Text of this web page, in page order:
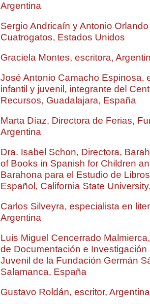
Argentina
Sergio Andricaín y Antonio
Cuatrogatos, Estados Unidos
Graciela Montes, escritora,
José Antonio Camacho Espinosa,
infantil y juvenil, integrante del
Recursos, Guadalajara, España
Marta Díaz, Directora de Ferias,
Argentina
Dra. Isabel Schon, Directora,
of Books in Spanish for Children
Barahona para el Estudio de
Español, California State
Carlos Silveyra, especialista en
Argentina
Luis Miguel Cencerrado
de Documentación e Investigación
Juvenil de la Fundación Germán
Salamanca, España
Gustavo Roldán, escritor, Argentina